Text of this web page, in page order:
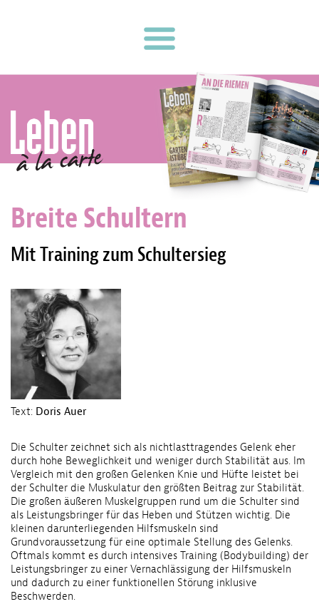
Breite Schultern
Mit Training zum Schultersieg
Text: Doris Auer
Die Schulter zeichnet sich als nichtlasttragendes Gelenk eher
durch hohe Beweglichkeit und weniger durch Stabilität aus. Im
Vergleich mit den großen Gelenken Knie und Hüfte leistet bei
der Schulter die Muskulatur den größten Beitrag zur Stabilität.
Die großen äußeren Muskelgruppen rund um die Schulter sind
als Leistungsbringer für das Heben und Stützen wichtig. Die
kleinen darunterliegenden Hilfsmuskeln sind
Grundvoraussetzung für eine optimale Stellung des Gelenks.
Oftmals kommt es durch intensives Training (Bodybuilding) der
Leistungsbringer zu einer Vernachlässigung der Hilfsmuskeln
und dadurch zu einer funktionellen Störung inklusive
Beschwerden.